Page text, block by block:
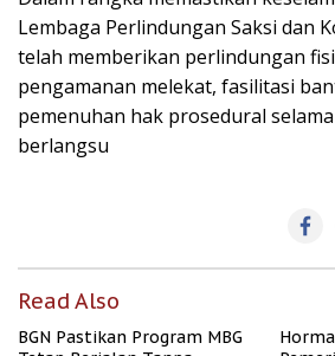
Lembaga Perlindungan Saksi dan
telah memberikan perlindungan
pengamanan melekat, fasilitasi
pemenuhan hak prosedural
berlangsu
Read Also
BGN Pastikan Program MBG